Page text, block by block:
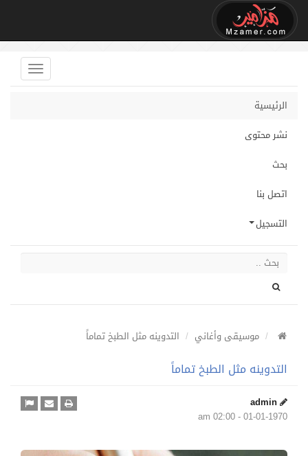
الرئيسية
نشر محتوى
بحث
اتصل بنا
التسجيل
موسيقى وأغاني التدوينه مثل الطبخ تماماً
التدوينه مثل الطبخ تماماً
admin
01-01-1970 - 02:00 am